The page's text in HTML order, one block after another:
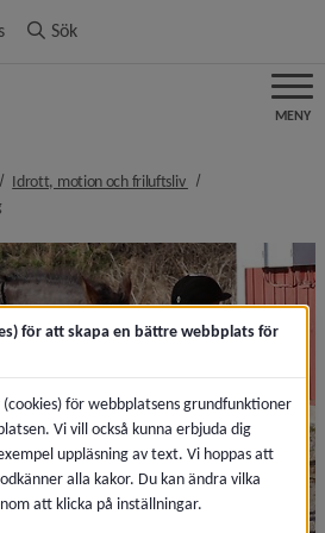
Sök
MENY
nivå i brödsmulenavigeringen
Idrott, motion och friluftsliv nivå i
nivå i brödsmulenavigeringen
för att skapa en bättre webbplats för
(cookies) för webbplatsens grundfunktioner
Vi vill också kunna erbjuda dig
uppläsning av text. Vi hoppas att
alla kakor. Du kan ändra vilka
att klicka på inställningar.